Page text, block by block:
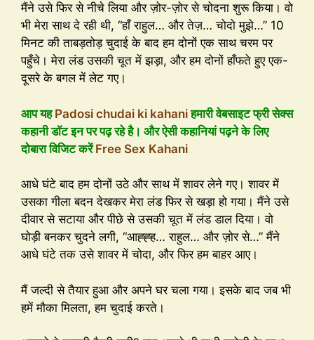
मैंने उसे फिर से नीचे लिया और ज़ोर-ज़ोर से चोदना शुरू किया। वो
भी मेरा साथ दे रही थी, “हाँ राहुल… और तेज़… चोदो मुझे…” 10
मिनट की ताबड़तोड़ चुदाई के बाद हम दोनों एक साथ चरम पर
पहुँचे। मेरा लंड उसकी चूत में झड़ा, और हम दोनों हाँफते हुए एक-
दूसरे के बगल में लेट गए।
आप यहPadosi chudai ki kahaniहमारी वेबसाइट फ्री सेक्स
कहानी डॉट इन पर पढ़ रहे है। और ऐसी कहानियां पढ़ने के लिए
दोबारा विजिट करेंFree Sex Kahani
आधे घंटे बाद हम दोनों उठे और साथ में शावर लेने गए। शावर में
उसका गीला बदन देखकर मेरा लंड फिर से खड़ा हो गया। मैंने उसे
दीवार से सटाया और पीछे से उसकी चूत में लंड डाल दिया। वो
घोड़ी बनकर चुदने लगी, “आह्ह्ह… राहुल… और ज़ोर से…” मैंने
आधे घंटे तक उसे शावर में चोदा, और फिर हम बाहर आए।
मैं जल्दी से तैयार हुआ और अपने घर चला गया। इसके बाद जब भी
हमें मौका मिलता, हम चुदाई करते।